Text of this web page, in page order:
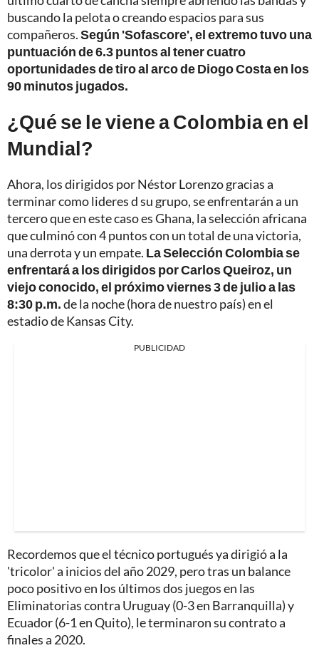
buscando la pelota o creando espacios para sus
compañeros.Según 'Sofascore', el extremo tuvo una
puntuación de 6.3 puntos al tener cuatro
oportunidades de tiro al arco de Diogo Costa en los
90 minutos jugados.
¿Qué se le viene a Colombia en el
Mundial?
Ahora, los dirigidos por Néstor Lorenzo gracias a
terminar como lideres d su grupo, se enfrentarán a un
tercero que en este caso es Ghana, la selección africana
que culminó con 4 puntos con un total de una victoria,
una derrota y un empate. La Selección Colombia se
enfrentará a los dirigidos por Carlos Queiroz, un
viejo conocido, el próximo viernes 3 de julio a las
8:30 p.m.de la noche (hora de nuestro país) en el
estadio de Kansas City.
PUBLICIDAD
Recordemos que el técnico portugués ya dirigió a la
'tricolor' a inicios del año 2029, pero tras un balance
poco positivo en los últimos dos juegos en las
Eliminatorias contra Uruguay (0-3 en Barranquilla) y
Ecuador (6-1 en Quito), le terminaron su contrato a
finales a 2020.